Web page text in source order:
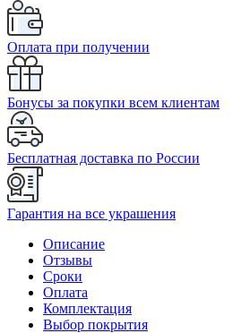
Оплата при получении
Бонусы за покупки всем клиентам
Бесплатная доставка по России
Гарантия на все украшения
Описание
Отзывы
Сроки
Оплата
Комплектация
Выбор покрытия